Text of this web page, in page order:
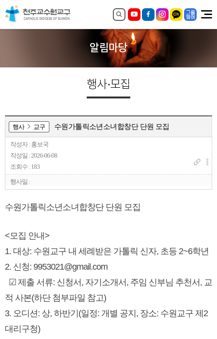
알림마당
행사·모집
행사 교구 수원가톨릭소년소녀합창단 단원 모집
작성자 : 홍보국
작성일 : 2026-06-08
조회수 : 183
행사일 :
수원가톨릭소년소녀합창단 단원 모집
<모집 안내>
1. 대상: 수원교구 내 세례받은 가톨릭 신자, 초등 2~6학년
2. 신청: 9953021@gmail.com
☑ 제출 서류: 신청서, 자기소개서, 주임 신부님 추천서, 교
적 사본(하단 첨부파일 참고)
3. 오디션: 상, 하반기(일정: 개별 공지, 장소: 수원교구 제2
대리구청)